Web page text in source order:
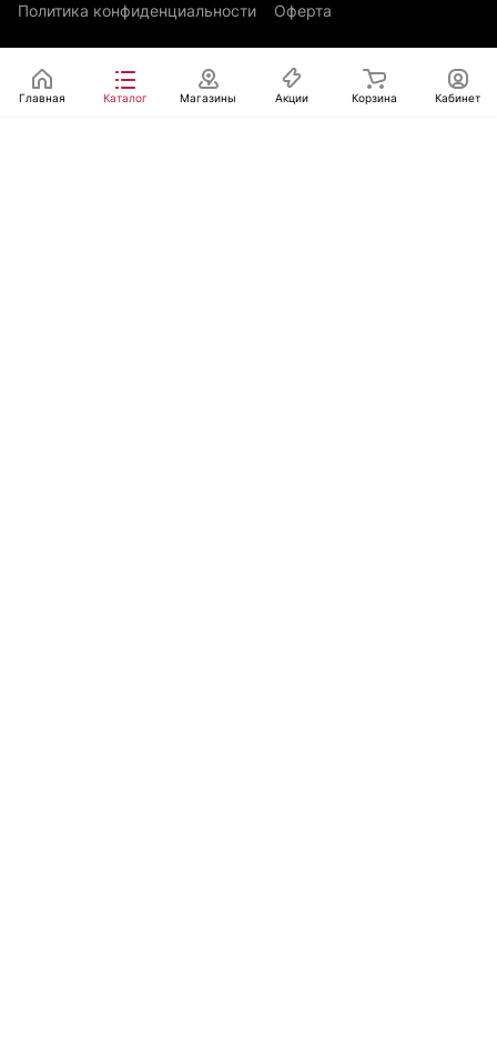
Политика конфиденциальности Оферта
Главная Каталог Магазины Акции Корзина Кабинет